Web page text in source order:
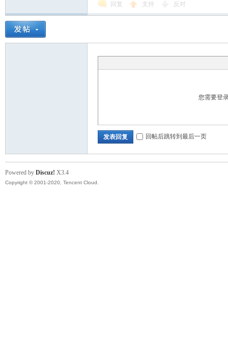
回复 支持 反对
您需要登
发表回复 回帖后跳转到最后一页
Powered by Discuz! X3.4
Copyright © 2001-2020, Tencent Cloud.